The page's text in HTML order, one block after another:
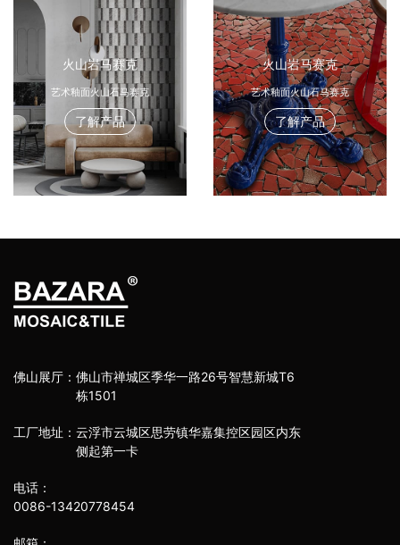
火山岩马赛克
艺术釉面火山石马赛克
了解产品
火山岩马赛克
艺术釉面火山石马赛克
了解产品
佛山展厅： 佛山市禅城区季华一路26号智慧新城T6
栋1501
工厂地址： 云浮市云城区思劳镇华嘉集控区园区内东
侧起第一卡
电话：
0086-13420778454